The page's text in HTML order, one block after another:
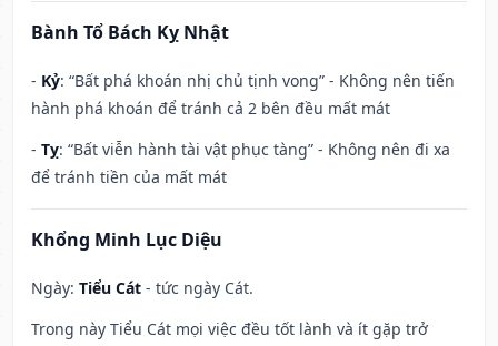
Bành Tổ Bách Kỵ Nhật
- Kỷ: “Bất phá khoán nhị chủ tịnh vong” - Không nên tiến
hành phá khoán để tránh cả 2 bên đều mất mát
- Tỵ: “Bất viễn hành tài vật phục tàng” - Không nên đi xa
để tránh tiền của mất mát
Khổng Minh Lục Diệu
Ngày: Tiểu Cát - tức ngày Cát.
Trong này Tiểu Cát mọi việc đều tốt lành và ít gặp trở